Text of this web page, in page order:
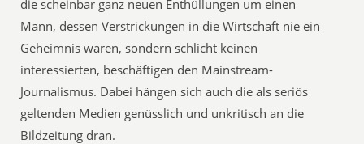
die scheinbar ganz neuen Enthüllungen um einen
Mann, dessen Verstrickungen in die Wirtschaft nie ein
Geheimnis waren, sondern schlicht keinen
interessierten, beschäftigen den Mainstream-
Journalismus. Dabei hängen sich auch die als seriös
geltenden Medien genüsslich und unkritisch an die
Bildzeitung dran.